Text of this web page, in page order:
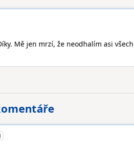
Mě jen mrzí, že neodhalím asi